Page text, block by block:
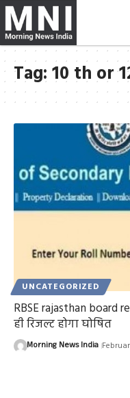
Tag:10 th or
UNCATEGORIZED
RBSE rajasthan board
ही रिजल्ट होगा घोषित
Morning News India